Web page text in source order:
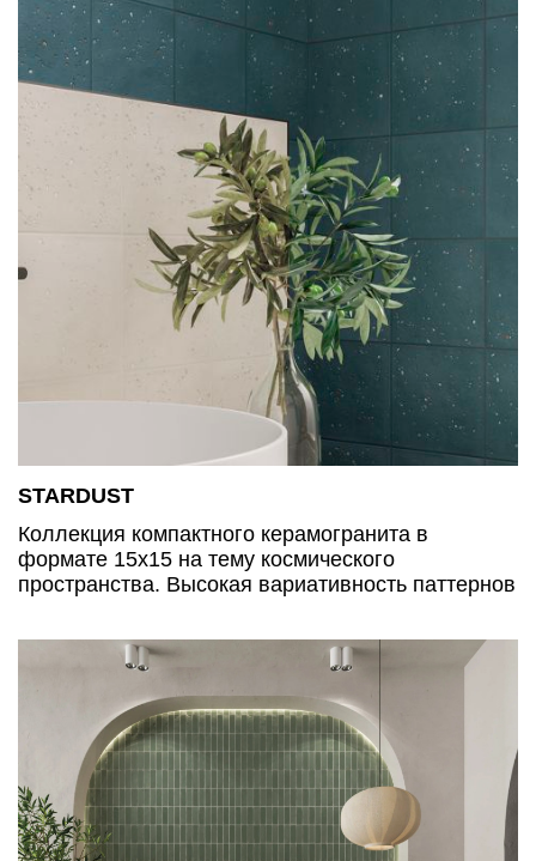
STARDUST
Коллекция компактного керамогранита в
формате 15х15 на тему космического
пространства. Высокая вариативность паттернов